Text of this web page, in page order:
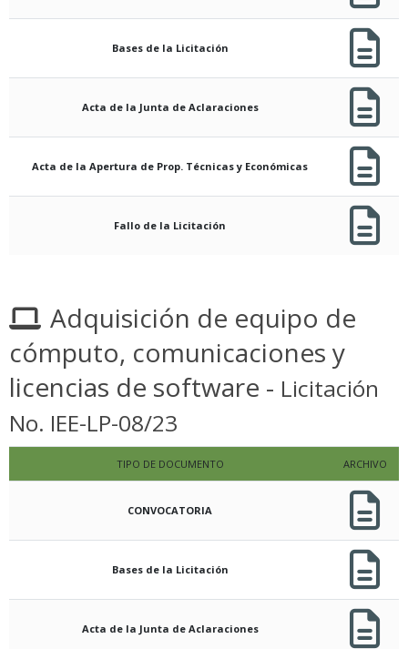
Bases de la Licitación
Acta de la Junta de Aclaraciones
Acta de la Apertura de Prop. Técnicas y Económicas
Fallo de la Licitación
Adquisición de equipo de
cómputo, comunicaciones y
licencias de software - Licitación
No. IEE-LP-08/23
TIPO DE DOCUMENTO ARCHIVO
CONVOCATORIA
Bases de la Licitación
Acta de la Junta de Aclaraciones